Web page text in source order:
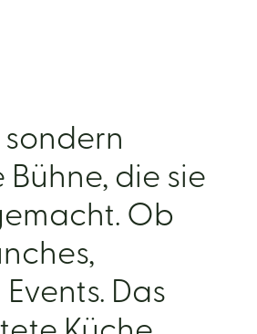
Bühne, die sie
Ob
Das